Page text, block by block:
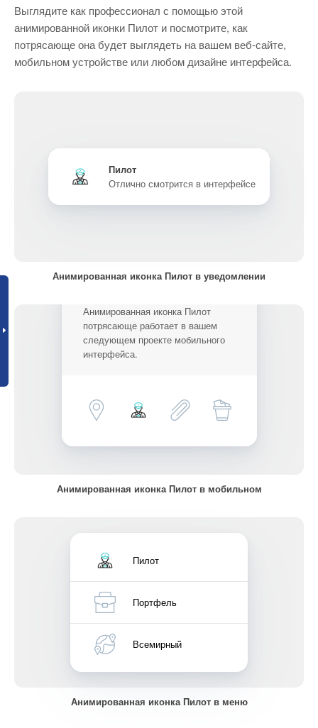
Выглядите как профессионал с помощью этой
анимированной иконки Пилот и посмотрите, как
потрясающе она будет выглядеть на вашем веб-сайте,
мобильном устройстве или любом дизайне интерфейса.
Пилот
Отлично смотрится в интерфейсе
Анимированная иконка Пилот в уведомлении
Анимированная иконка Пилот
потрясающе работает в вашем
следующем проекте мобильного
интерфейса.
Анимированная иконка Пилот в мобильном
Пилот
Портфель
Всемирный
Анимированная иконка Пилот в меню